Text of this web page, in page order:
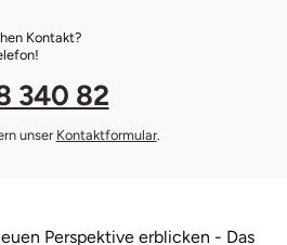
Kontakt?
340 82
unser Kontaktformular.
Perspektive erblicken - Das